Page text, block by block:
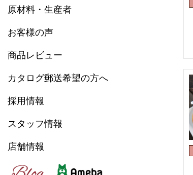
原材料・生産者
お客様の声
商品レビュー
カタログ郵送希望の方へ
採用情報
スタッフ情報
店舗情報